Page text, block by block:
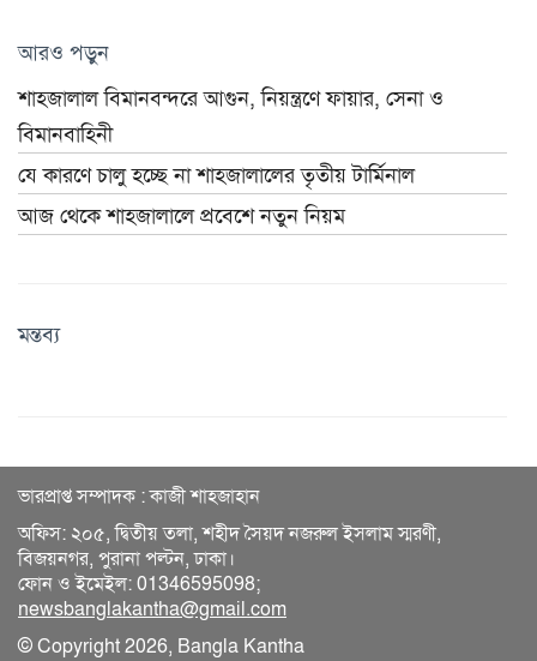
আরও পড়ুন
শাহজালাল বিমানবন্দরে আগুন, নিয়ন্ত্রণে ফায়ার, সেনা ও
বিমানবাহিনী
যে কারণে চালু হচ্ছে না শাহজালালের তৃতীয় টার্মিনাল
আজ থেকে শাহজালালে প্রবেশে নতুন নিয়ম
মন্তব্য
ভারপ্রাপ্ত সম্পাদক : কাজী শাহজাহান
অফিস: ২০৫, দ্বিতীয় তলা, শহীদ সৈয়দ নজরুল ইসলাম স্মরণী,
বিজয়নগর, পুরানা পল্টন, ঢাকা।
ফোন ও ইমেইল: 01346595098;
newsbanglakantha@gmail.com
© Copyright 2026, Bangla Kantha